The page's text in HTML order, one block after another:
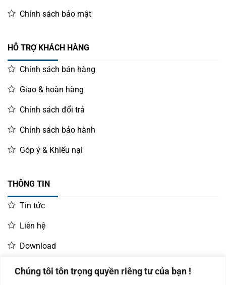
Chúng tôi tôn trọng quyền riêng tư của bạn !
Chính sách bảo mật
HỖ TRỢ KHÁCH HÀNG
Chính sách bán hàng
Giao & hoàn hàng
Chính sách đổi trả
Chính sách bảo hành
Góp ý & Khiếu nại
THÔNG TIN
Tin tức
Liên hệ
Download
LIÊN HỆ MUA HÀNG